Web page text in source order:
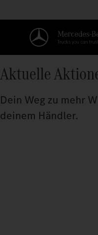
Aktuelle
Dein Weg zu mehr
deinem Händler.